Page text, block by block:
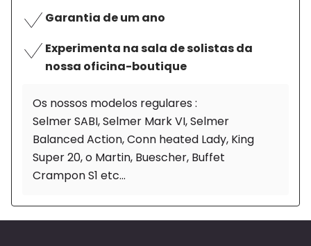
Garantia de um ano
Experimenta na sala de solistas da
nossa oficina-boutique
Os nossos modelos regulares :
Selmer SABI, Selmer Mark VI, Selmer
Balanced Action, Conn heated Lady, King
Super 20, o Martin, Buescher, Buffet
Crampon S1 etc...